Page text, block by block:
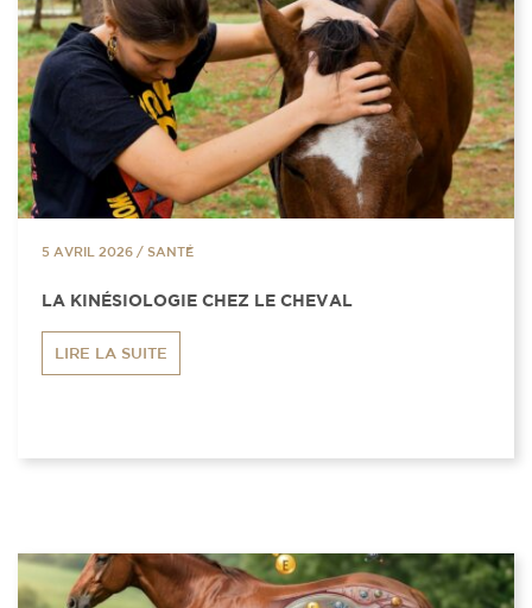
5 AVRIL 2026 / SANTÉ
LA KINÉSIOLOGIE CHEZ LE CHEVAL
LIRE LA SUITE